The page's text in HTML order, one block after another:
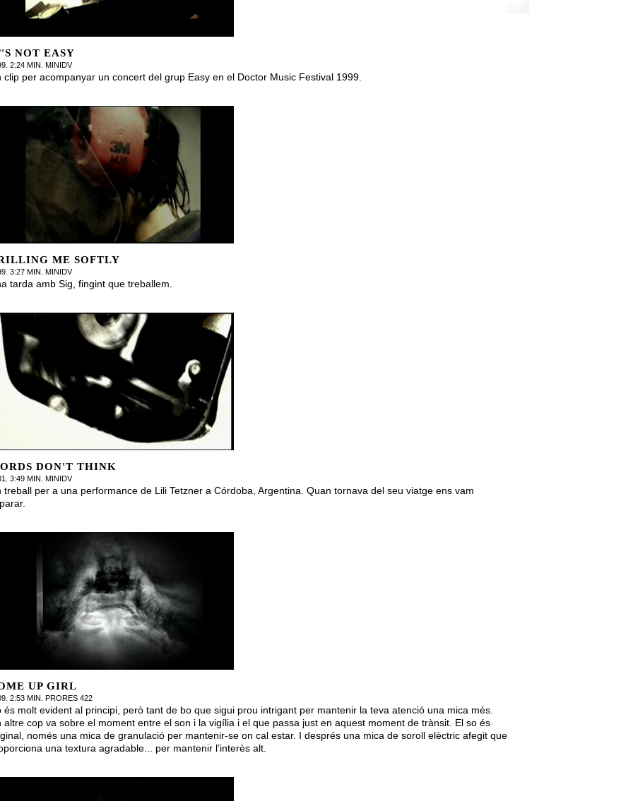
NOT EASY
2:24 MIN. MINIDV
clip per acompanyar un concert del grup Easy en el Doctor Music Festival 1999.
ME SOFTLY
3:27 MIN. MINIDV
tarda amb Sig, fingint que treballem.
DON'T THINK
3:49 MIN. MINIDV
treball per a una performance de Lili Tetzner a Córdoba, Argentina. Quan tornava del seu viatge ens vam
UP GIRL
2:53 MIN. PRORES 422
és molt evident al principi, però tant de bo que sigui prou intrigant per mantenir la teva atenció una mica més.
altre cop va sobre el moment entre el son i la vigília i el que passa just en aquest moment de trànsit. El so és
només una mica de granulació per mantenir-se on cal estar. I després una mica de soroll elèctric afegit que
una textura agradable... per mantenir l’interès alt.